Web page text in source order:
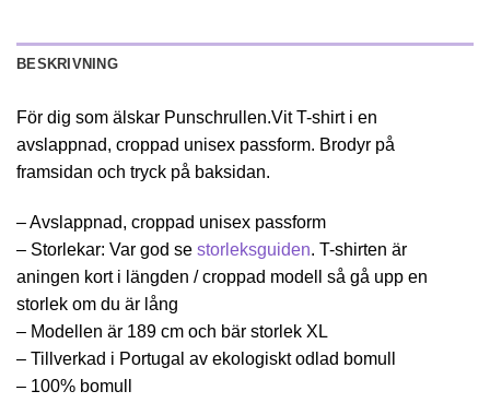
BESKRIVNING
För dig som älskar Punschrullen.Vit T-shirt i en
avslappnad, croppad unisex passform. Brodyr på
framsidan och tryck på baksidan.
– Avslappnad, croppad unisex passform
– Storlekar: Var god se storleksguiden. T-shirten är
aningen kort i längden / croppad modell så gå upp en
storlek om du är lång
– Modellen är 189 cm och bär storlek XL
– Tillverkad i Portugal av ekologiskt odlad bomull
– 100% bomull